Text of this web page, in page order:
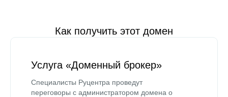
Как получить этот домен
Услуга «Доменный брокер»
Специалисты Руцентра проведут
переговоры с администратором домена о